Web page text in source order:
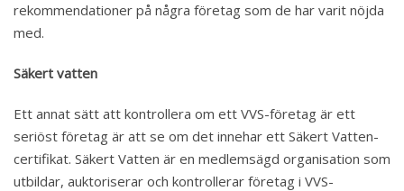
rekommendationer på några företag som de har varit nöjda
med.
Säkert vatten
Ett annat sätt att kontrollera om ett VVS-företag är ett
seriöst företag är att se om det innehar ett Säkert Vatten-
certifikat. Säkert Vatten är en medlemsägd organisation som
utbildar, auktoriserar och kontrollerar företag i VVS-